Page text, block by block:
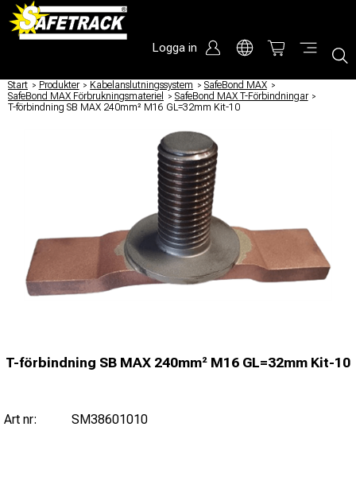
Logga in
Start / Produkter / Kabelanslutningssystem / SafeBond MAX /
SafeBond MAX Förbrukningsmateriel
/ SafeBond MAX T-Förbindningar /
T-förbindning SB MAX 240mm² M16 GL=32mm Kit-10
T-förbindning SB MAX 240mm² M16 GL=32mm Kit-10
Art nr: SM38601010